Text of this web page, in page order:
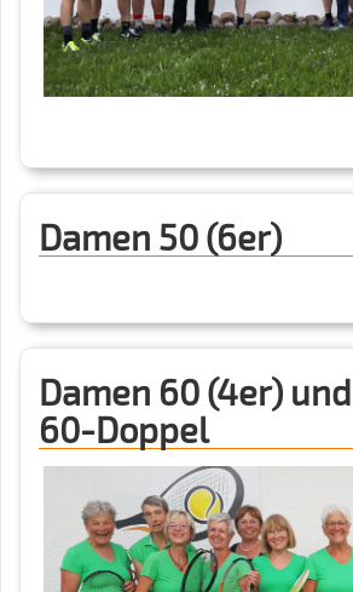
Damen 50 (6er)
Damen 60 (4er)
60-Doppel